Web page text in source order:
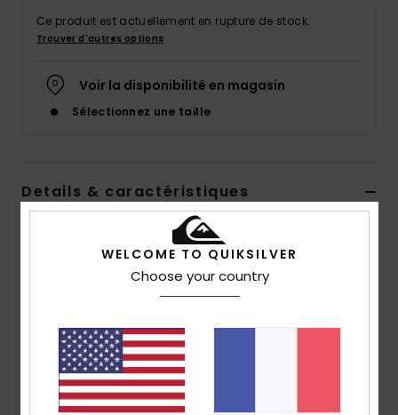
Ce produit est actuellement en rupture de stock.
Trouver d'autres options
Voir la disponibilité en magasin
Sélectionnez une taille
Details & caractéristiques
AQYL101263 Code couleurkvj2
Bride :bride 3 points souple en caoutchouc
Logotage Quiksilver et logo Mountain & Wave moulé
Semelle intérieure :semelle intérieure texturée et
antidérapante
WELCOME TO QUIKSILVER
Choose your country